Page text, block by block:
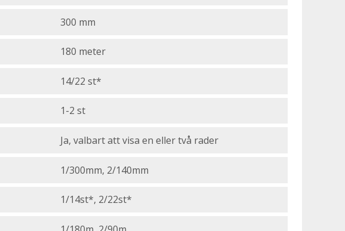
300 mm
180 meter
14/22 st*
1-2 st
Ja, valbart att visa en eller två rader
1/300mm, 2/140mm
1/14st*, 2/22st*